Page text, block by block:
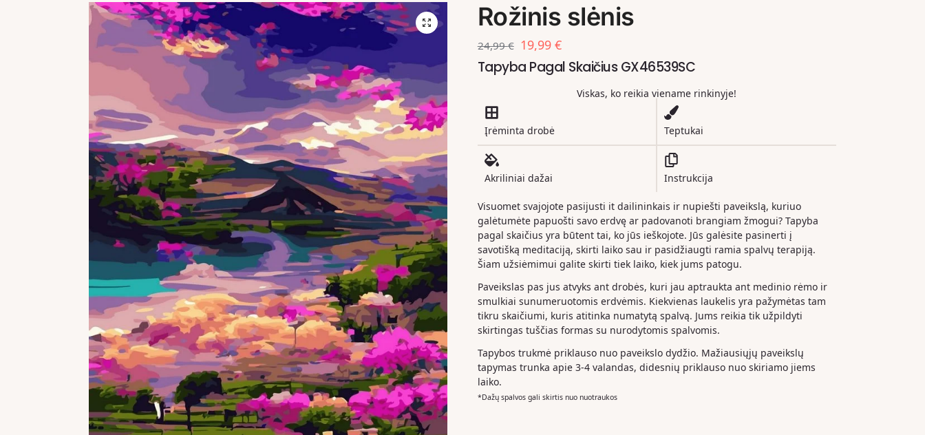
Rožinis slėnis
24,99€ 19,99 €
Tapyba Pagal Skaičius GX46539SC
Viskas, ko reikia viename rinkinyje!
Įrėminta drobė Teptukai
Akriliniai dažai Instrukcija
Visuomet svajojote pasijusti it dailininkais ir nupiešti paveikslą, kuriuo
galėtumėte papuošti savo erdvę ar padovanoti brangiam žmogui? Tapyba
pagal skaičius yra būtent tai, ko jūs ieškojote. Jūs galėsite pasinerti į
savotišką meditaciją, skirti laiko sau ir pasidžiaugti ramia spalvų terapiją.
Šiam užsiėmimui galite skirti tiek laiko, kiek jums patogu.
Paveikslas pas jus atvyks ant drobės, kuri jau aptraukta ant medinio rėmo ir
smulkiai sunumeruotomis erdvėmis. Kiekvienas laukelis yra pažymėtas tam
tikru skaičiumi, kuris atitinka numatytą spalvą. Jums reikia tik užpildyti
skirtingas tuščias formas su nurodytomis spalvomis.
Tapybos trukmė priklauso nuo paveikslo dydžio. Mažiausiųjų paveikslų
tapymas trunka apie 3-4 valandas, didesnių priklauso nuo skiriamo jiems
laiko.
*Dažų spalvos gali skirtis nuo nuotraukos